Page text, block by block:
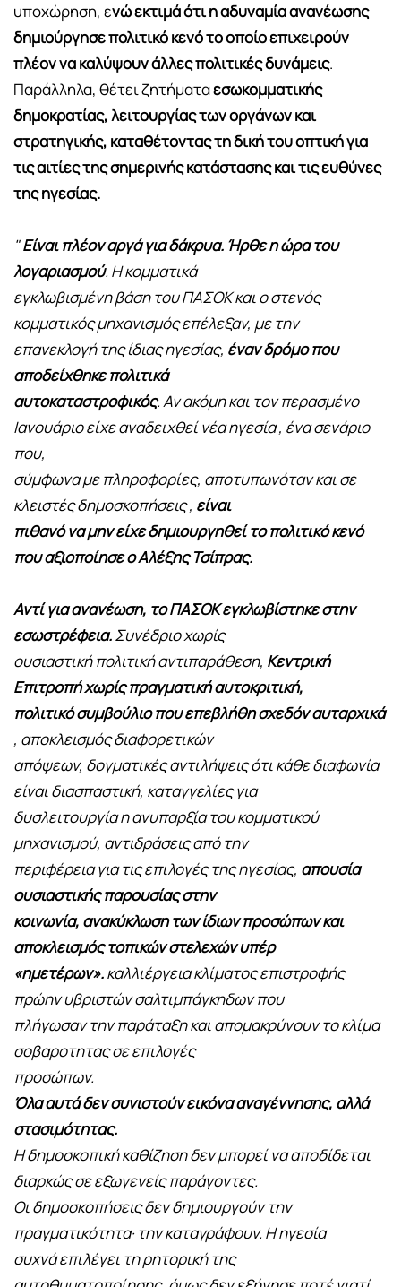
υποχώρηση, ενώ εκτιμά ότι η αδυναμία ανανέωσης
δημιούργησε πολιτικό κενό το οποίο επιχειρούν
πλέον να καλύψουν άλλες πολιτικές δυνάμεις.
Παράλληλα, θέτει ζητήματαεσωκομματικής
δημοκρατίας, λειτουργίας των οργάνων και
στρατηγικής, καταθέτοντας τη δική του οπτική για
τις αιτίες της σημερινής κατάστασης και τις ευθύνες
της ηγεσίας.
"Είναι πλέον αργά για δάκρυα. Ήρθε η ώρα του
λογαριασμού. Η κομματικά
εγκλωβισμένη βάση του ΠΑΣΟΚ και ο στενός
κομματικός μηχανισμός επέλεξαν, με την
επανεκλογή της ίδιας ηγεσίας, έναν δρόμο που
αποδείχθηκε πολιτικά
αυτοκαταστροφικός. Αν ακόμη και τον περασμένο
Ιανουάριο είχε αναδειχθεί νέα ηγεσία , ένα σενάριο
που,
σύμφωνα με πληροφορίες, αποτυπωνόταν και σε
κλειστές δημοσκοπήσεις , είναι
πιθανό να μην είχε δημιουργηθεί το πολιτικό κενό
που αξιοποίησε ο Αλέξης Τσίπρας.
Αντί για ανανέωση, το ΠΑΣΟΚ εγκλωβίστηκε στην
εσωστρέφεια.Συνέδριο χωρίς
ουσιαστική πολιτική αντιπαράθεση, Κεντρική
Επιτροπή χωρίς πραγματική αυτοκριτική,
πολιτικό συμβούλιο που επεβλήθη σχεδόν αυταρχικά
, αποκλεισμός διαφορετικών
απόψεων, δογματικές αντιλήψεις ότι κάθε διαφωνία
είναι διασπαστική, καταγγελίες για
δυσλειτουργία η ανυπαρξία του κομματικού
μηχανισμού, αντιδράσεις από την
περιφέρεια για τις επιλογές της ηγεσίας, απουσία
ουσιαστικής παρουσίας στην
κοινωνία, ανακύκλωση των ίδιων προσώπων και
αποκλεισμός τοπικών στελεχών υπέρ
«ημετέρων».καλλιέργεια κλίματος επιστροφής
πρώην υβριστών σαλτιμπάγκηδων που
πλήγωσαν την παράταξη και απομακρύνουν το κλίμα
σοβαροτητας σε επιλογές
προσώπων.
Όλα αυτά δεν συνιστούν εικόνα αναγέννησης, αλλά
στασιμότητας.
Η δημοσκοπική καθίζηση δεν μπορεί να αποδίδεται
διαρκώς σε εξωγενείς παράγοντες.
Οι δημοσκοπήσεις δεν δημιουργούν την
πραγματικότητα· την καταγράφουν. Η ηγεσία
συχνά επιλέγει τη ρητορική της